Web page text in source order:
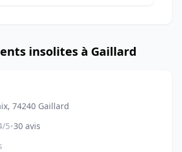
insolites à Gaillard
74240 Gaillard
5•30 avis